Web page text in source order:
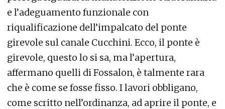
e l’adeguamento funzionale con
riqualificazione dell’impalcato del ponte
girevole sul canale Cucchini. Ecco, il ponte è
girevole, questo lo si sa, ma l’apertura,
affermano quelli di Fossalon, è talmente rara
che è come se fosse fisso. I lavori obbligano,
come scritto nell’ordinanza, ad aprire il ponte, e